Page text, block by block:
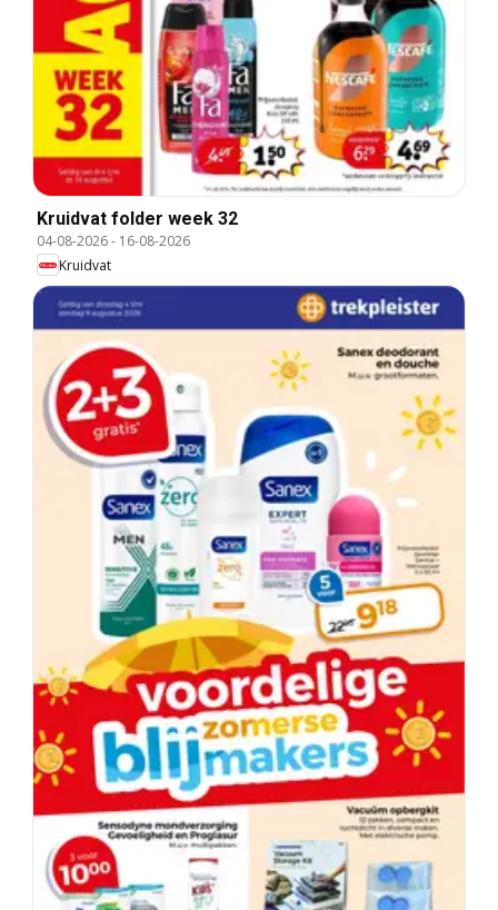
Kruidvat folder week 32
04-08-2026- 16-08-2026
Kruidvat